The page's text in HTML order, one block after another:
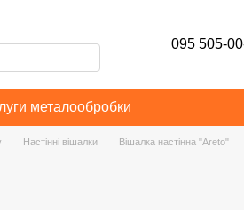
095 505-
металообробки
Настінні вішалки Вішалка настінна "Areto"